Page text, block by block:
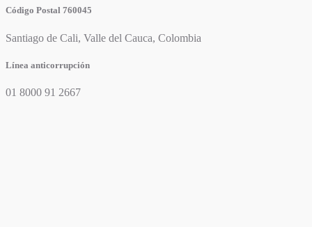
Código Postal 760045
Santiago de Cali, Valle del Cauca, Colombia
Línea anticorrupción
01 8000 91 2667